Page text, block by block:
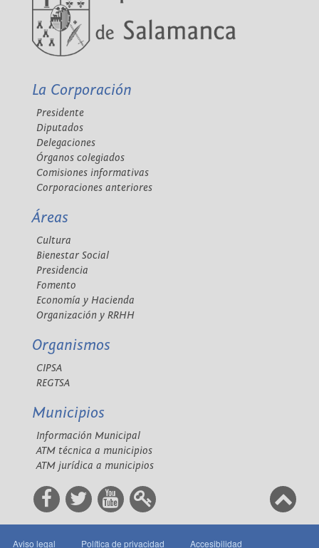
La Corporación
Presidente
Diputados
Delegaciones
Órganos colegiados
Comisiones informativas
Corporaciones anteriores
Áreas
Cultura
Bienestar Social
Presidencia
Fomento
Economía y Hacienda
Organización y RRHH
Organismos
CIPSA
REGTSA
Municipios
Información Municipal
ATM técnica a municipios
ATM jurídica a municipios
Aviso legal Política de privacidad Accesibilidad